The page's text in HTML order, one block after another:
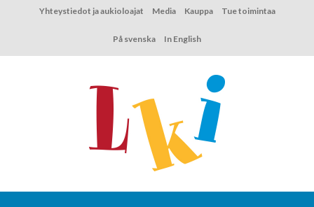
Yhteystiedot ja aukioloajat Media Kauppa Tue toimintaa
På svenska In English